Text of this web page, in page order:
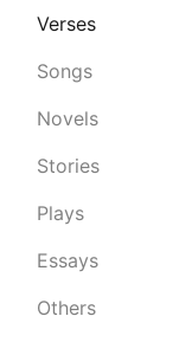
Verses
Songs
Novels
Stories
Plays
Essays
Others